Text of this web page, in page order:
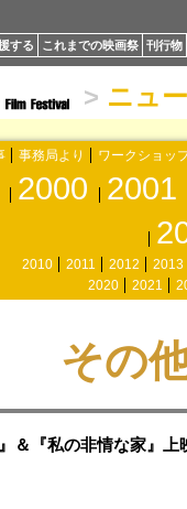
する これまでの映画祭 刊行物
> ニュ
事務局より ワークショッ
2000 2001
2010 2011 2012
2013
2020
2021
その
＆『私の非情な家』